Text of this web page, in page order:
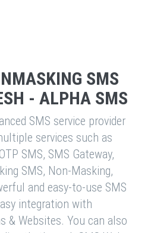
SMS
- ALPHA SMS
SMS service provider
services such as
SMS, SMS Gateway,
SMS, Non-Masking,
and easy-to-use SMS
integration with
& Websites. You can also